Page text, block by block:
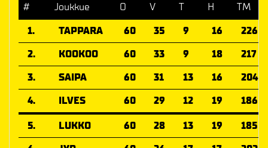
# Joukkue O V T H
TM
1.
TAPPARA 60 35 9 16
226
2.
KOOKOO 60 33 9 18
217
3.
SAIPA 60 31 13 16
204
4.
ILVES 60 29 12 19
186
5.
LUKKO 60 28 13 19
185